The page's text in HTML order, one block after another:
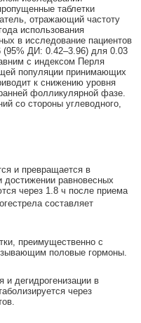
таблетки
отражающий частоту
использования
в исследование пациентов
ДИ: 0.42–3.96) для 0.03
с индексом Перля
популяции принимающих
к снижению уровня
фолликулярной фазе.
со стороны углеводного,
и превращается в
достижении равновесных
через 1.8 ч после приема
составляет
преимущественно с
половые гормоны.
и дегидрогенизации в
через